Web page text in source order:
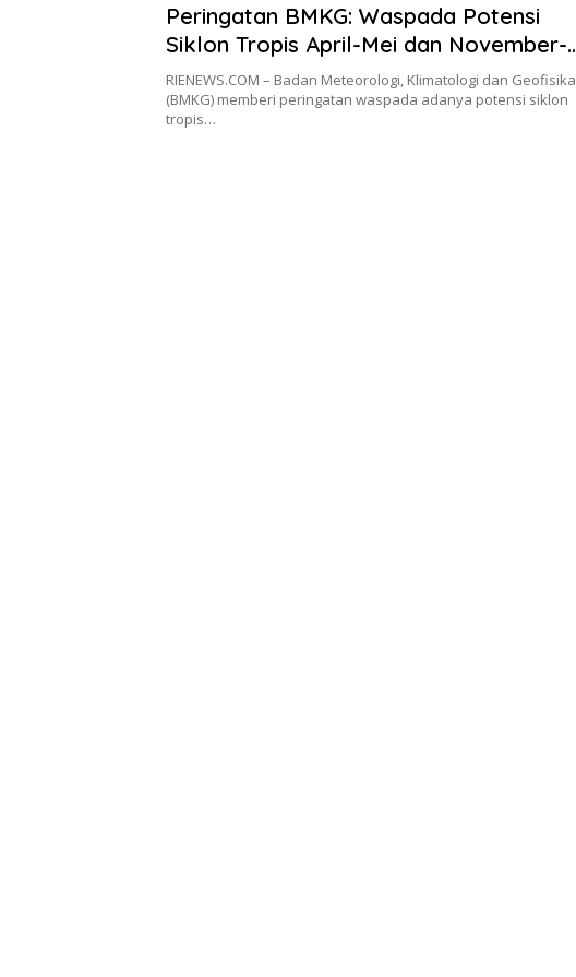
Peringatan BMKG: Waspada Potensi
Siklon Tropis April-Mei dan November-
Desember
RIENEWS.COM – Badan Meteorologi, Klimatologi dan Geofisika
(BMKG) memberi peringatan waspada adanya potensi siklon
tropis…